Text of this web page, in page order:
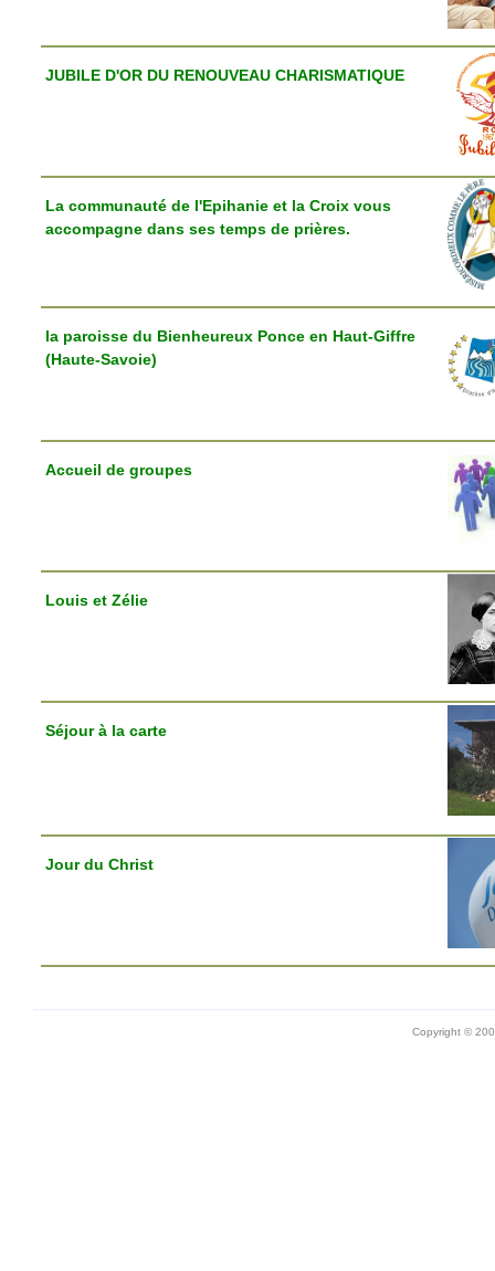
JUBILE D'OR DU RENOUVEAU CHARISMATIQUE
La communauté de l'Epihanie et la Croix vous
accompagne dans ses temps de prières.
la paroisse du Bienheureux Ponce en Haut-Giffre
(Haute-Savoie)
Accueil de groupes
Louis et Zélie
Séjour à la carte
Jour du Christ
Copyright ©